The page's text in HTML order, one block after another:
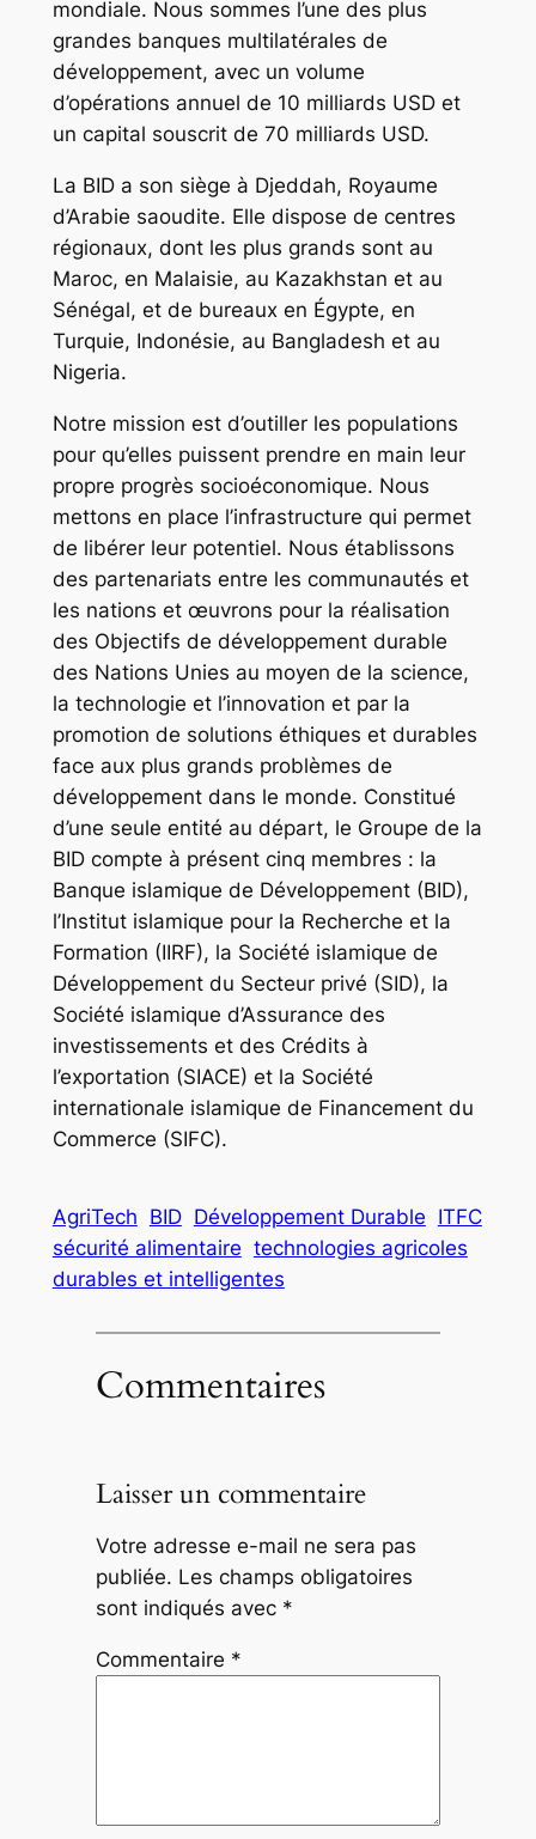
mondiale. Nous sommes l’une des plus
grandes banques multilatérales de
développement, avec un volume
d’opérations annuel de 10 milliards USD et
un capital souscrit de 70 milliards USD.
La BID a son siège à Djeddah, Royaume
d’Arabie saoudite. Elle dispose de centres
régionaux, dont les plus grands sont au
Maroc, en Malaisie, au Kazakhstan et au
Sénégal, et de bureaux en Égypte, en
Turquie, Indonésie, au Bangladesh et au
Nigeria.
Notre mission est d’outiller les populations
pour qu’elles puissent prendre en main leur
propre progrès socioéconomique. Nous
mettons en place l’infrastructure qui permet
de libérer leur potentiel. Nous établissons
des partenariats entre les communautés et
les nations et œuvrons pour la réalisation
des Objectifs de développement durable
des Nations Unies au moyen de la science,
la technologie et l’innovation et par la
promotion de solutions éthiques et durables
face aux plus grands problèmes de
développement dans le monde. Constitué
d’une seule entité au départ, le Groupe de la
BID compte à présent cinq membres : la
Banque islamique de Développement (BID),
l’Institut islamique pour la Recherche et la
Formation (IIRF), la Société islamique de
Développement du Secteur privé (SID), la
Société islamique d’Assurance des
investissements et des Crédits à
l’exportation (SIACE) et la Société
internationale islamique de Financement du
Commerce (SIFC).
AgriTech BID Développement Durable ITFC
sécurité alimentaire technologies agricoles
durables et intelligentes
Commentaires
Laisser un commentaire
Votre adresse e-mail ne sera pas
publiée. Les champs obligatoires
sont indiqués avec *
Commentaire *